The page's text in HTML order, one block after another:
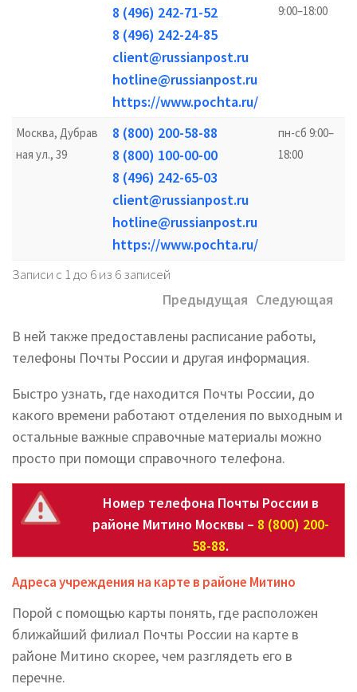
8 (496) 242-71-52
8 (496) 242-24-85
client@russianpost.ru
hotline@russianpost.ru
https://www.pochta.ru/
9:00–18:00
Москва, Дубрав
ная ул., 39
8 (800) 200-58-88
8 (800) 100-00-00
8 (496) 242-65-03
client@russianpost.ru
hotline@russianpost.ru
https://www.pochta.ru/
пн-сб 9:00–
18:00
Записи с 1 до 6 из 6 записей
Предыдущая Следующая
В ней также предоставлены расписание работы,
телефоны Почты России и другая информация.
Быстро узнать, где находится Почты России, до
какого времени работают отделения по выходным и
остальные важные справочные материалы можно
просто при помощи справочного телефона.
Номер телефона Почты России в
районе Митино Москвы – 8 (800) 200-
58-88.
Адреса учреждения на карте в районе Митино
Порой с помощью карты понять, где расположен
ближайший филиал Почты России на карте в
районе Митино скорее, чем разглядеть его в
перечне.